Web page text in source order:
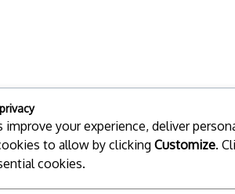
improve your experience, deliver
to allow by clicking Customize.
cookies.